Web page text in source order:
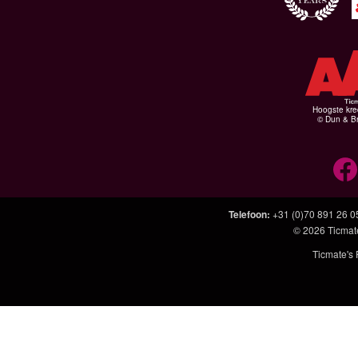
Hoogste
© Dun &
Telefoon: +31 (0)70 891 26
© 2026
Ticmate's